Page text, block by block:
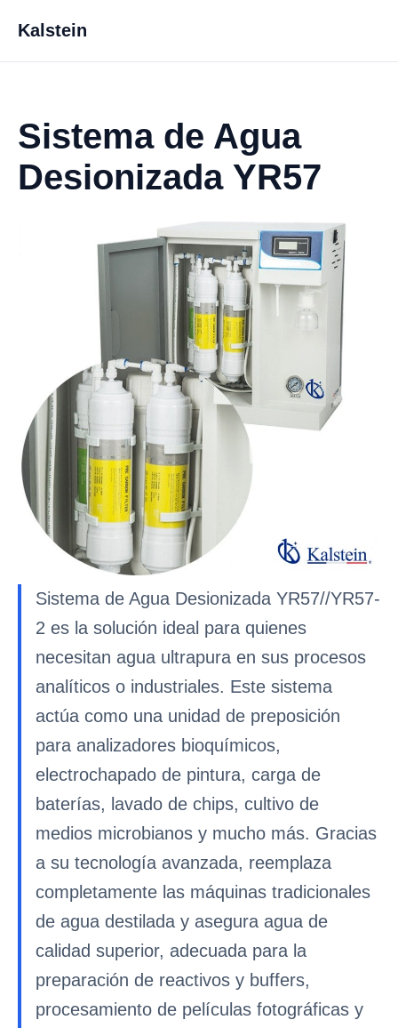
Kalstein
Sistema de Agua
Desionizada YR57
Sistema de Agua Desionizada YR57//YR57-
2 es la solución ideal para quienes
necesitan agua ultrapura en sus procesos
analíticos o industriales. Este sistema
actúa como una unidad de preposición
para analizadores bioquímicos,
electrochapado de pintura, carga de
baterías, lavado de chips, cultivo de
medios microbianos y mucho más. Gracias
a su tecnología avanzada, reemplaza
completamente las máquinas tradicionales
de agua destilada y asegura agua de
calidad superior, adecuada para la
preparación de reactivos y buffers,
procesamiento de películas fotográficas y